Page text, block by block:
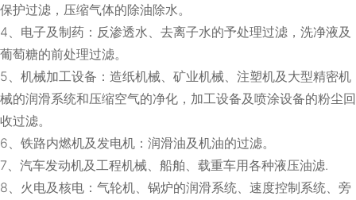
保护过滤，压缩气体的除油除水。
4、电子及制药：反渗透水、去离子水的予处理过滤，洗净液及
葡萄糖的前处理过滤。
5、机械加工设备：造纸机械、矿业机械、注塑机及大型精密机
械的润滑系统和压缩空气的净化，加工设备及喷涂设备的粉尘回
收过滤。
6、铁路内燃机及发电机：润滑油及机油的过滤。
7、汽车发动机及工程机械、船舶、载重车用各种液压油滤.
8、火电及核电：气轮机、锅炉的润滑系统、速度控制系统、旁